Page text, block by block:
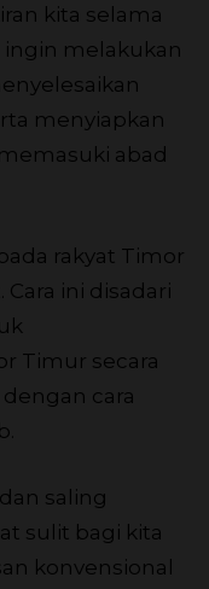
kita selama
ingin melakukan
menyiapkan
abad
rakyat Timor
ini disadari
Timur secara
cara
saling
sulit bagi kita
konvensional